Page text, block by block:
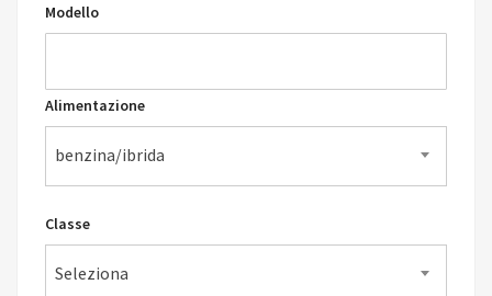
Modello
Alimentazione
benzina/ibrida
Classe
Seleziona